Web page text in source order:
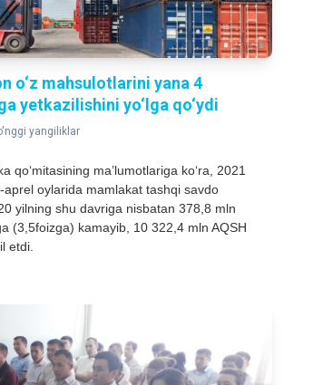
o‘z mahsulotlarini yana 4
yetkazilishini yo‘lga qo‘ydi
yangiliklar
qo‘mitasining ma’lumotlariga ko‘ra, 2021
aprel oylarida mamlakat tashqi savdo
yilning shu davriga nisbatan 378,8 mln
(3,5foizga) kamayib, 10 322,4 mln AQSH
etdi.